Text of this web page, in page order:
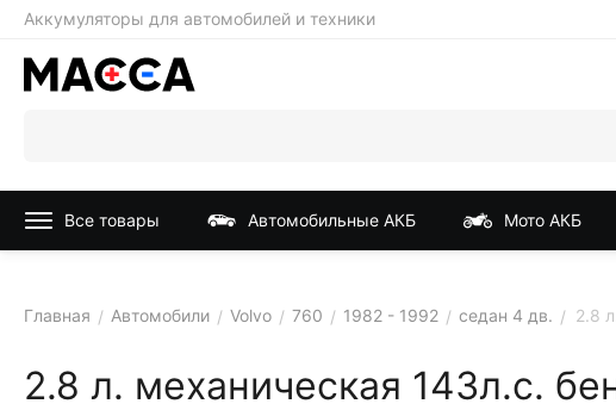
Аккумуляторы для автомобилей и техники
Все товары Автомобильные АКБ Мото АКБ
2.8 л. механическая 143л.с.
Главная / Автомобили / Volvo / 760 / 1982 - 1992 / седан 4 дв. / 2.8